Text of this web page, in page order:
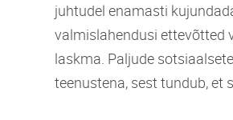
juhtudel enamasti
valmislahendusi ettevõtted
laskma. Paljude
teenustena, sest tundub, et